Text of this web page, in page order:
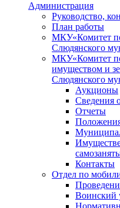
Администрация
Руководство,
План работы
МКУ«Комитет
Слюдянского
МКУ«Комитет
имуществом и
Слюдянского
Аукционы
Сведения
Отчеты
Контакты
Отдел по
Воинский